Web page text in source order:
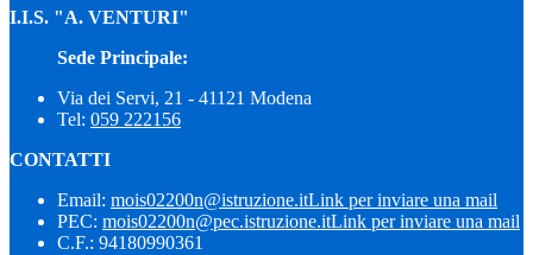
I.I.S. "A. VENTURI"
Sede Principale:
Via dei Servi, 21 - 41121 Modena
Tel: 059 222156
CONTATTI
Email: mois02200n@istruzione.itLink per inviare una mail
PEC: mois02200n@pec.istruzione.itLink per inviare una mail
C.F.: 94180990361